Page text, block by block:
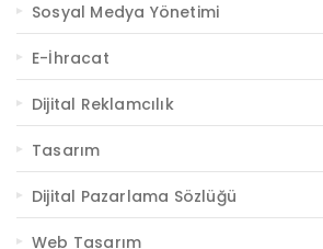
Sosyal Medya Yönetimi
E-İhracat
Dijital Reklamcılık
Tasarım
Dijital Pazarlama Sözlüğü
Web Tasarım